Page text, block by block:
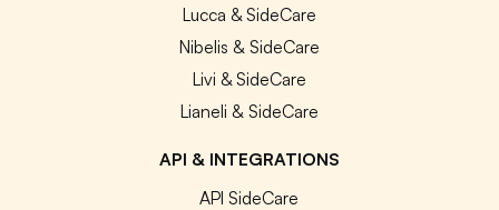
Lucca & SideCare
Nibelis & SideCare
Livi & SideCare
Lianeli & SideCare
API & INTEGRATIONS
API SideCare